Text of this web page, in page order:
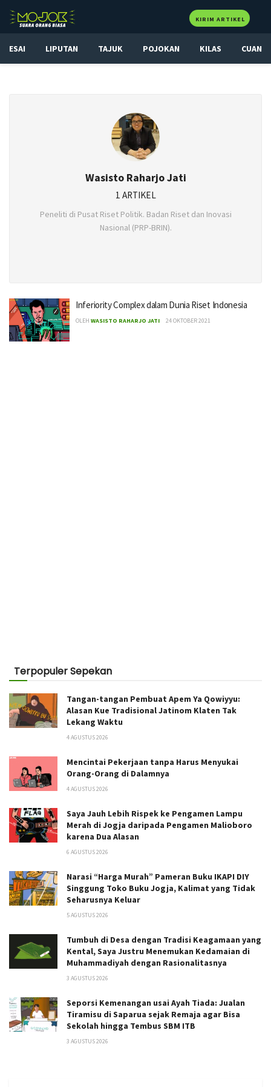
KIRIM ARTIKEL
ESAI LIPUTAN TAJUK POJOKAN KILAS CUAN
Wasisto Raharjo Jati
1 ARTIKEL
Peneliti di Pusat Riset Politik. Badan Riset dan Inovasi
Nasional (PRP-BRIN).
Inferiority Complex dalam Dunia Riset Indonesia
OLEH WASISTO RAHARJO JATI 24 OKTOBER 2021
Terpopuler Sepekan
Tangan-tangan Pembuat Apem Ya Qowiyyu:
Alasan Kue Tradisional Jatinom Klaten Tak
Lekang Waktu
4 AGUSTUS 2026
Mencintai Pekerjaan tanpa Harus Menyukai
Orang-Orang di Dalamnya
4 AGUSTUS 2026
Saya Jauh Lebih Rispek ke Pengamen Lampu
Merah di Jogja daripada Pengamen Malioboro
karena Dua Alasan
6 AGUSTUS 2026
Narasi “Harga Murah” Pameran Buku IKAPI DIY
Singgung Toko Buku Jogja, Kalimat yang Tidak
Seharusnya Keluar
5 AGUSTUS 2026
Tumbuh di Desa dengan Tradisi Keagamaan yang
Kental, Saya Justru Menemukan Kedamaian di
Muhammadiyah dengan Rasionalitasnya
3 AGUSTUS 2026
Seporsi Kemenangan usai Ayah Tiada: Jualan
Tiramisu di Saparua sejak Remaja agar Bisa
Sekolah hingga Tembus SBM ITB
3 AGUSTUS 2026